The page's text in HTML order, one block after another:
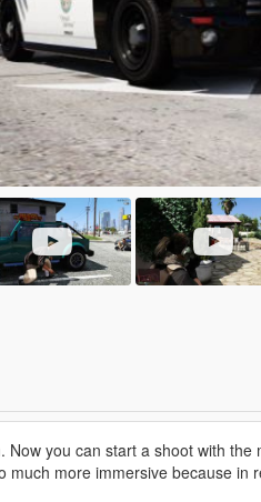
you can start a shoot with
much more immersive because in